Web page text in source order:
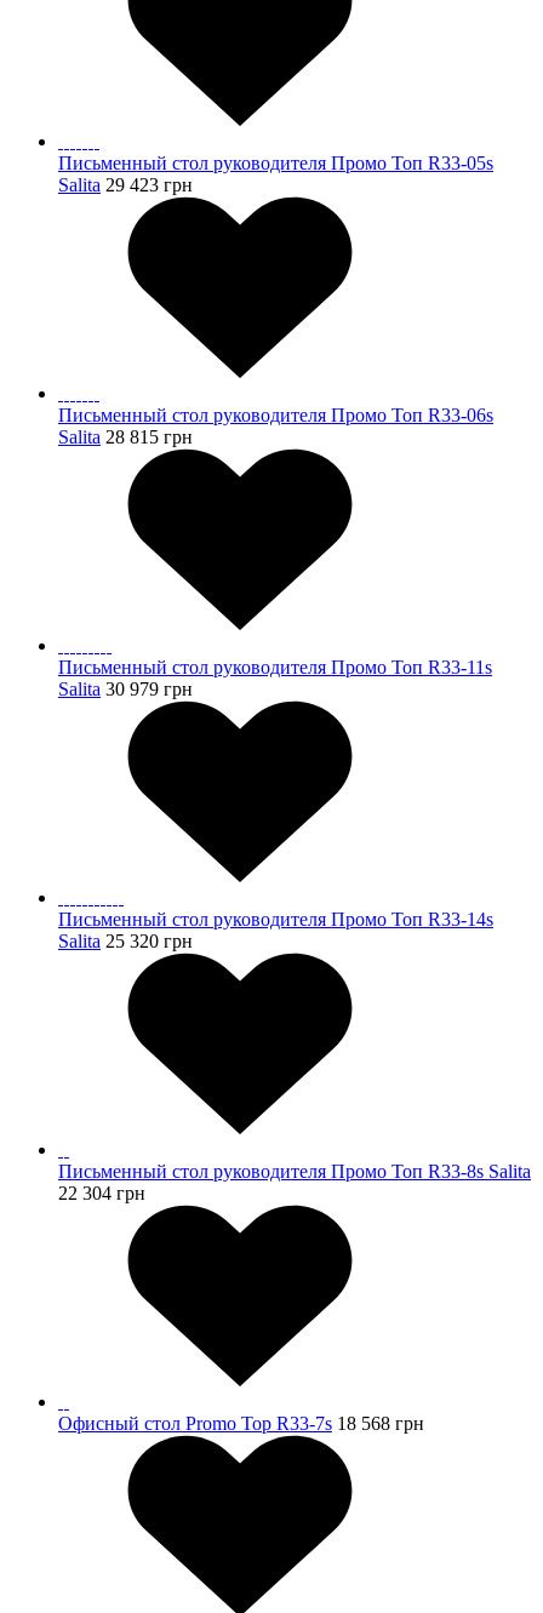
Письменный стол руководителя Промо Топ R33-05s
Salita 29 423 грн
Письменный стол руководителя Промо Топ R33-06s
Salita 28 815 грн
Письменный стол руководителя Промо Топ R33-11s
Salita 30 979 грн
Письменный стол руководителя Промо Топ R33-14s
Salita 25 320 грн
Письменный стол руководителя Промо Топ R33-8s Salita
22 304 грн
Офисный стол Promo Top R33-7s 18 568 грн